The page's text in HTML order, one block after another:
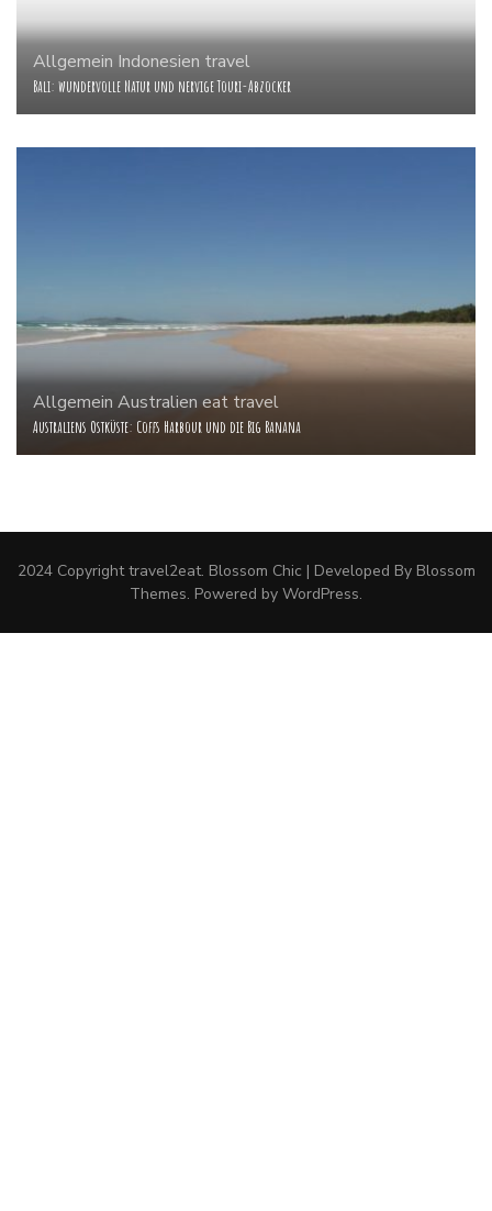
Allgemein Indonesien travel
Bali: wundervolle Natur und nervige Touri-Abzocker
Allgemein Australien eat travel
Australiens Ostküste: Coffs Harbour und die Big Banana
2024 Copyrighttravel2eat. Blossom Chic | Developed By Blossom
Themes. Powered by WordPress.